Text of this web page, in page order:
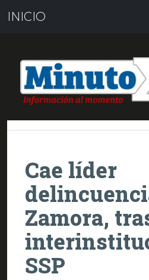
INICIO
Cae líder
Zamora,
SSP